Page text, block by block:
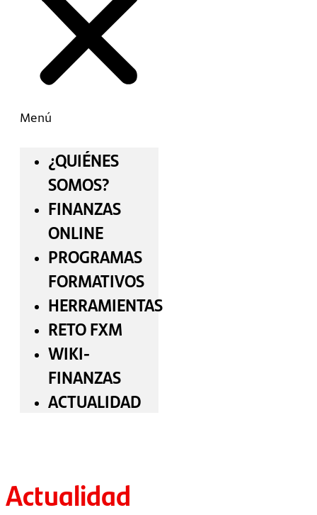
Menú
¿QUIÉNES
SOMOS?
FINANZAS
ONLINE
PROGRAMAS
FORMATIVOS
HERRAMIENTAS
RETO FXM
WIKI-
FINANZAS
ACTUALIDAD
Actualidad